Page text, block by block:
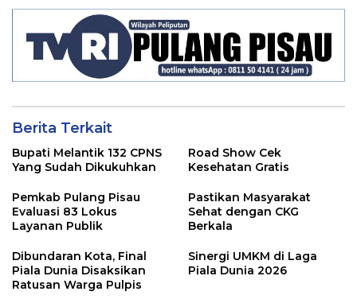
Berita Terkait
Bupati Melantik 132 CPNS
Yang Sudah Dikukuhkan
Road Show Cek
Kesehatan Gratis
Pemkab Pulang Pisau
Evaluasi 83 Lokus
Layanan Publik
Pastikan Masyarakat
Sehat dengan CKG
Berkala
Dibundaran Kota, Final
Piala Dunia Disaksikan
Ratusan Warga Pulpis
Sinergi UMKM di Laga
Piala Dunia 2026